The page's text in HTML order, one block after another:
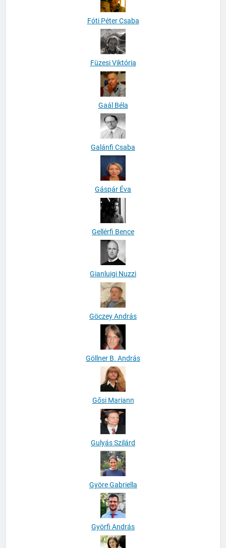
Fóti Péter Csaba
Füzesi Viktória
Gaál Béla
Galánfi Csaba
Gáspár Éva
Gellérfi Bence
Gianluigi Nuzzi
Göczey András
Göllner B. András
Gősi Mariann
Gulyás Szilárd
Györe Gabriella
Györfi András